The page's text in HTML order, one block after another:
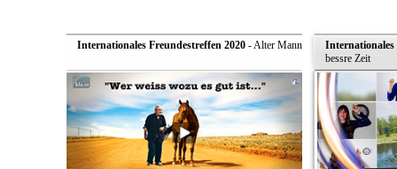
Internationales Freundestreffen 2020- Alter Mann
Internationales
bessre Zeit